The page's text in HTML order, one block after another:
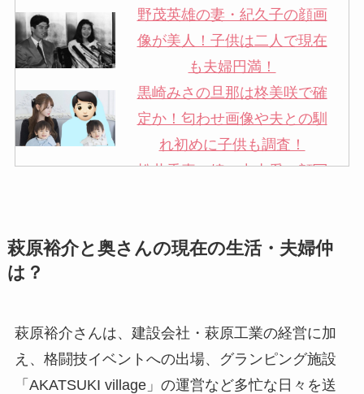
野茂英雄の妻・紀久子の顔画
像が美人！子供は二人で現在
も夫婦円満！
黒崎みさの旦那は柊美咲で確
定か！匂わせ画像や夫との馴
れ初めに子供も調査！
松井秀喜の嫁・中山愛の顔写
申真衣の旦那・工藤けんの現
竹田恒泰の奥さんの顔写真が
美人！子供や結婚の馴れ初め
も調査！
萩原裕介と奥さんの現在の生活・夫婦仲
は？
萩原裕介さんは、建設会社・萩原工業の経営に加
え、格闘技イベントへの出場、グランピング施設
「AKATSUKI village」の運営など多忙な日々を送